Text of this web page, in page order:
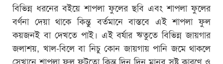
বিভিন্ন ধরনের বইয়ে শাপলা ফুলের ছবি এবং শাপলা ফুলের
বর্ণনা দেয়া থাকে কিন্তু বর্তমানে বাস্তবে এই শাপলা ফুল
কয়জনই বা দেখতে পাই। এই বর্ষার ঋতুতে বিভিন্ন জায়গার
জলাশয়, খাল-বিলে বা নিচু কোন জায়গায় পানি জমে থাকলে
সেখানে শাপলা ফুল ফুটতো কিন্তু দিন দিন মানব সৃষ্ট কারণে ও